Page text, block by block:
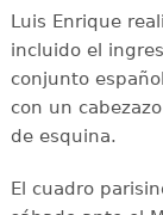
Luis Enrique
incluido el
conjunto
con un
de esquina.
El cuadro